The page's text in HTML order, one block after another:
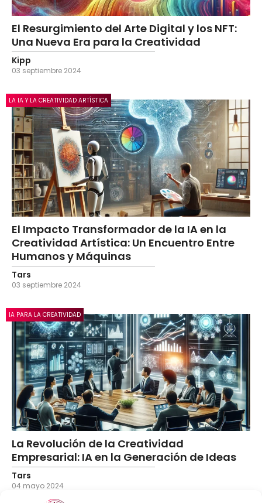
El Resurgimiento del Arte Digital y los NFT:
Una Nueva Era para la Creatividad
Kipp
03 septiembre 2024
LA IA Y LA CREATIVIDAD ARTÍSTICA
El Impacto Transformador de la IA en la
Creatividad Artística: Un Encuentro Entre
Humanos y Máquinas
Tars
03 septiembre 2024
IA PARA LA CREATIVIDAD
La Revolución de la Creatividad
Empresarial: IA en la Generación de Ideas
Tars
04 mayo 2024